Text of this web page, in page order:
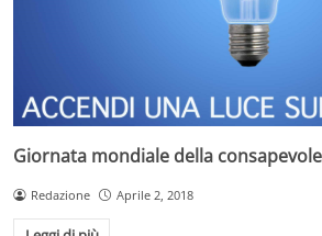
Giornata mondiale della
Redazione Aprile 2, 2018